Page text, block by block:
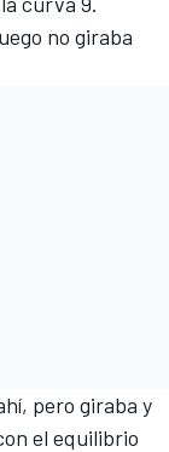
no giraba
pero giraba y
el equilibrio